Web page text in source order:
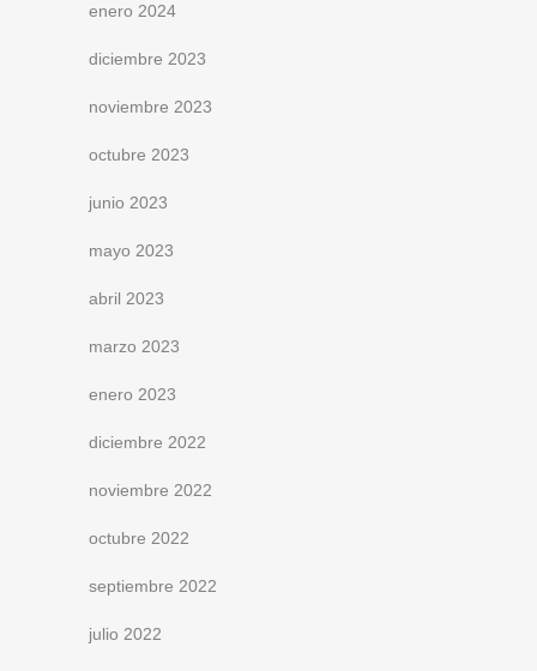
enero 2024
diciembre 2023
noviembre 2023
octubre 2023
junio 2023
mayo 2023
abril 2023
marzo 2023
enero 2023
diciembre 2022
noviembre 2022
octubre 2022
septiembre 2022
julio 2022